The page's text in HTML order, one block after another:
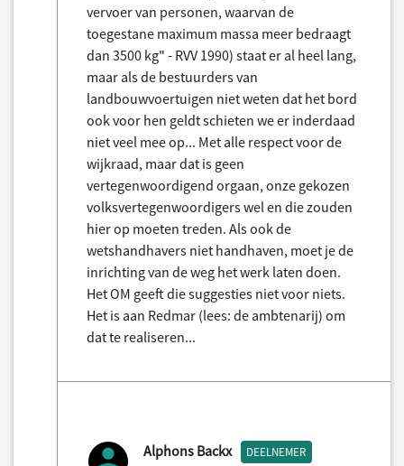
vervoer van personen, waarvan de
toegestane maximum massa meer bedraagt
dan 3500 kg" - RVV 1990) staat er al heel lang,
maar als de bestuurders van
landbouwvoertuigen niet weten dat het bord
ook voor hen geldt schieten we er inderdaad
niet veel mee op... Met alle respect voor de
wijkraad, maar dat is geen
vertegenwoordigend orgaan, onze gekozen
volksvertegenwoordigers wel en die zouden
hier op moeten treden. Als ook de
wetshandhavers niet handhaven, moet je de
inrichting van de weg het werk laten doen.
Het OM geeft die suggesties niet voor niets.
Het is aan Redmar (lees: de ambtenarij) om
dat te realiseren...
Alphons Backx DEELNEMER